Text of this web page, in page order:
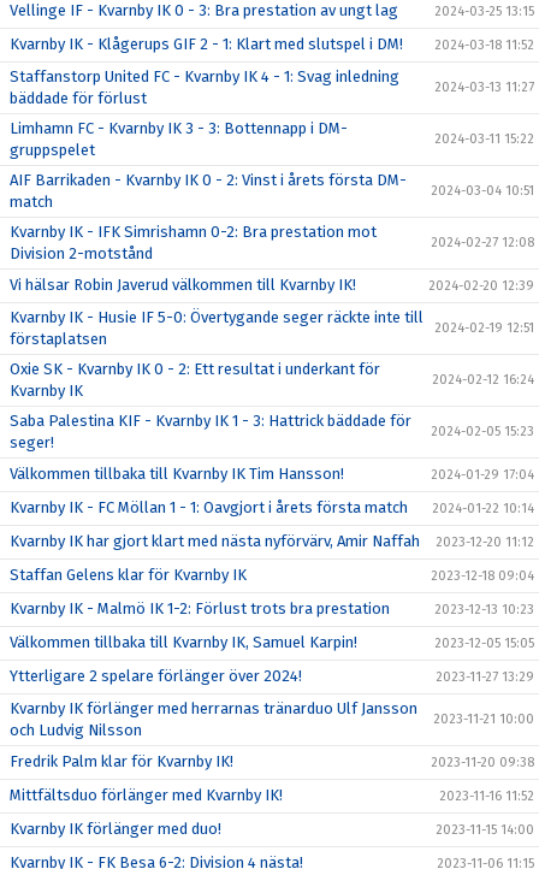
Vellinge IF - Kvarnby IK 0 - 3: Bra prestation av ungt lag 2024-03-25 13:15
Kvarnby IK - Klågerups GIF 2 - 1: Klart med slutspel i DM! 2024-03-18 11:52
Staffanstorp United FC - Kvarnby IK 4 - 1: Svag inledning
bäddade för förlust
2024-03-13 11:27
Limhamn FC - Kvarnby IK 3 - 3: Bottennapp i DM-
gruppspelet
2024-03-11 15:22
AIF Barrikaden - Kvarnby IK 0 - 2: Vinst i årets första DM-
match
2024-03-04 10:51
Kvarnby IK - IFK Simrishamn 0-2: Bra prestation mot
Division 2-motstånd
2024-02-27 12:08
Vi hälsar Robin Javerud välkommen till Kvarnby IK! 2024-02-20 12:39
Kvarnby IK - Husie IF 5-0: Övertygande seger räckte inte till
förstaplatsen
2024-02-19 12:51
Oxie SK - Kvarnby IK 0 - 2: Ett resultat i underkant för
Kvarnby IK
2024-02-12 16:24
Saba Palestina KIF - Kvarnby IK 1 - 3: Hattrick bäddade för
seger!
2024-02-05 15:23
Välkommen tillbaka till Kvarnby IK Tim Hansson! 2024-01-29 17:04
Kvarnby IK - FC Möllan 1 - 1: Oavgjort i årets första match 2024-01-22 10:14
Kvarnby IK har gjort klart med nästa nyförvärv, Amir Naffah 2023-12-20 11:12
Staffan Gelens klar för Kvarnby IK 2023-12-18 09:04
Kvarnby IK - Malmö IK 1-2: Förlust trots bra prestation 2023-12-13 10:23
Välkommen tillbaka till Kvarnby IK, Samuel Karpin! 2023-12-05 15:05
Ytterligare 2 spelare förlänger över 2024! 2023-11-27 13:29
Kvarnby IK förlänger med herrarnas tränarduo Ulf Jansson
och Ludvig Nilsson
2023-11-21 10:00
Fredrik Palm klar för Kvarnby IK! 2023-11-20 09:38
Mittfältsduo förlänger med Kvarnby IK! 2023-11-16 11:52
Kvarnby IK förlänger med duo! 2023-11-15 14:00
Kvarnby IK - FK Besa 6-2: Division 4 nästa! 2023-11-06 11:15